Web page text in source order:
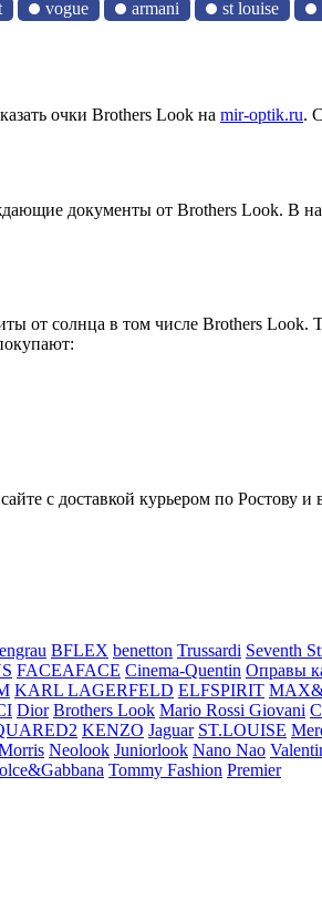
vogue armani st louise
очки Brothers Look на mir-optik.ru.
документы от Brothers Look. В
от солнца в том числе Brothers
с доставкой курьером по Ростову
BFLEX benetton Trussardi Seventh
FACEAFACE Cinema-Quentin Оправы
KARL LAGERFELD ELFSPIRIT
Dior Brothers Look Mario Rossi Giovani
KENZO Jaguar ST.LOUISE
Neolook Juniorlook Nano Nao
Tommy Fashion Premier